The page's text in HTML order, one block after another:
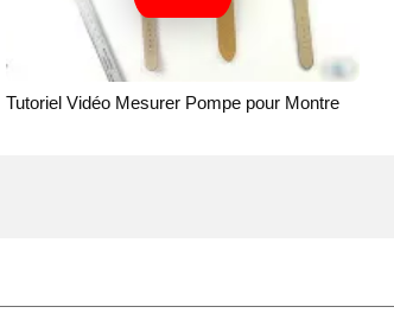
Tutoriel Vidéo Mesurer Pompe pour Montre